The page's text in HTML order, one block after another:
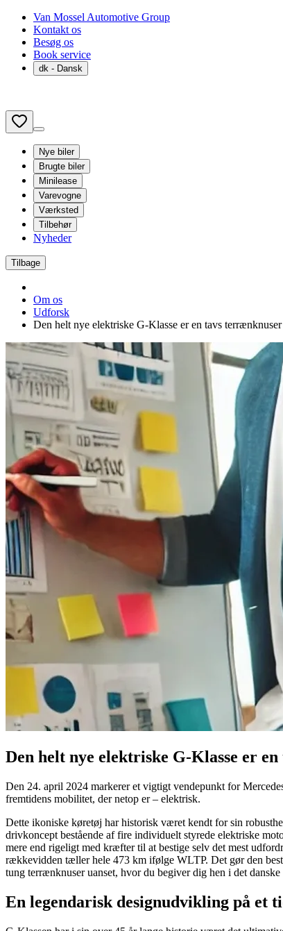
Van Mossel Automotive Group
Kontakt os
Besøg os
Book service
dk - Dansk
Nye biler
Brugte biler
Minilease
Varevogne
Værksted
Tilbehør
Nyheder
Tilbage
Om os
Udforsk
Den helt nye elektriske G-Klasse er en tavs terrænknuser
Den helt nye elektriske G-Klasse er
Den 24. april 2024 markerer et vigtigt vendepunkt for
fremtidens mobilitet, der netop er – elektrisk.
Dette ikoniske køretøj har historisk været kendt for sin
drivkoncept bestående af fire individuelt styrede elektriske
mere end rigeligt med kræfter til at bestige selv det mest
rækkevidden tæller hele 473 km ifølge WLTP. Det gør den
tung terrænknuser uanset, hvor du begiver dig hen i det danske
En legendarisk designudvikling på et